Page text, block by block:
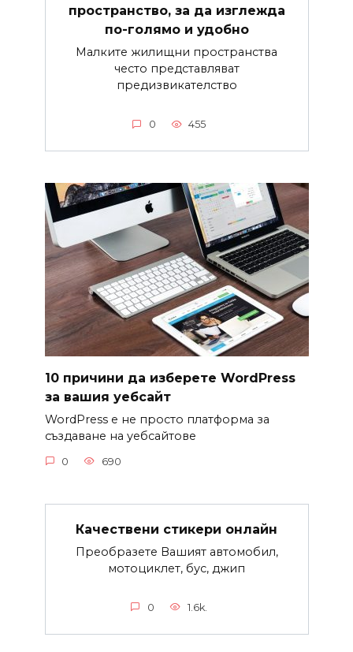
пространство, за да изглежда
по-голямо и удобно
Малките жилищни пространства
често представляват
предизвикателство
0 455
10 причини да изберете WordPress
за вашия уебсайт
WordPress е не просто платформа за
създаване на уебсайтове
0 690
Качествени стикери онлайн
Преобразете Вашият автомобил,
мотоциклет, бус, джип
0 1.6k.